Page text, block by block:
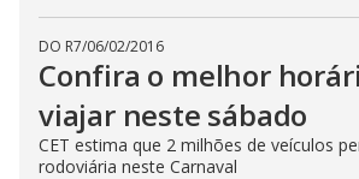
DO R7/06/02/2016
Confira o melhor
viajar neste sábado
CET estima que 2 milhões de veículos
rodoviária neste Carnaval